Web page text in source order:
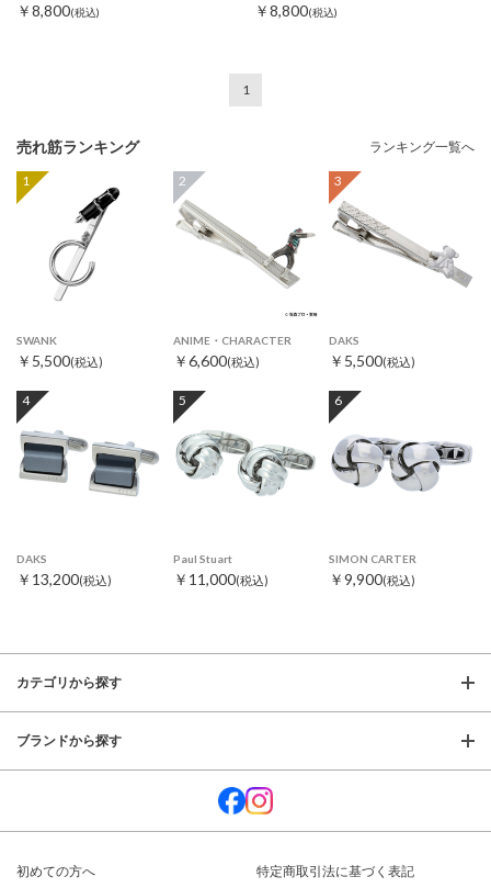
￥8,800(税込) ￥8,800(税込)
1
売れ筋ランキング ランキング一覧へ
1
SWANK
￥5,500(税込)
2
ANIME・CHARACTER
￥6,600(税込)
3
DAKS
￥5,500(税込)
4
DAKS
￥13,200(税込)
5
Paul Stuart
￥11,000(税込)
6
SIMON CARTER
￥9,900(税込)
カテゴリから探す
ブランドから探す
初めての方へ 特定商取引法に基づく表記